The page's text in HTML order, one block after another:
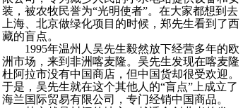
装，被农牧民誉为“光明使者”。在大家都想到去
上海、北京做绿化项目的时候，郑先生看到了西
藏的盲点。
1995年温州人吴先生毅然放下经营多年的欧
洲市场，来到非洲喀麦隆。吴先生发现在喀麦隆
杜阿拉市没有中国商店，但中国货却很受欢迎。
于是，吴先生就在这个其他人的“盲点”上成立了
海兰国际贸易有限公司，专门经销中国商品。